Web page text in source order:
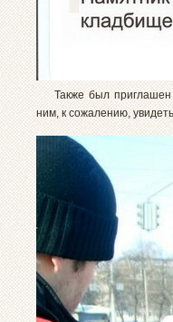
Также был приглашен
ним, к сожалению,